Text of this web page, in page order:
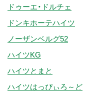
ドゥーエ・ドルチェ
ドンキホーテハイツ
ノーザンベルグ52
ハイツKG
ハイツとまと
ハイツはっぴぃろ～ど